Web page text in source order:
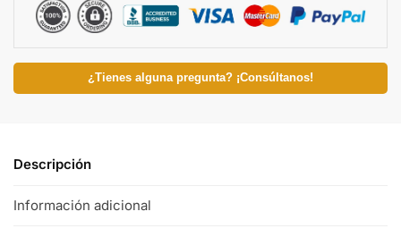
¿Tienes alguna pregunta? ¡Consúltanos!
Descripción
Información adicional